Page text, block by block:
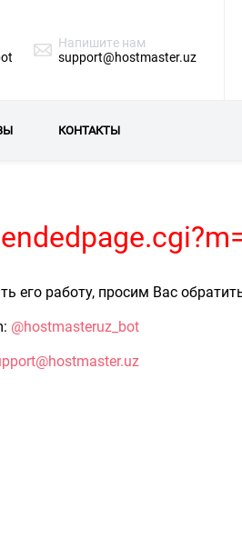
Напишите нам
support@hostmaster.uz
КОНТАКТЫ
его работу, просим Вас
@hostmasteruz_bot